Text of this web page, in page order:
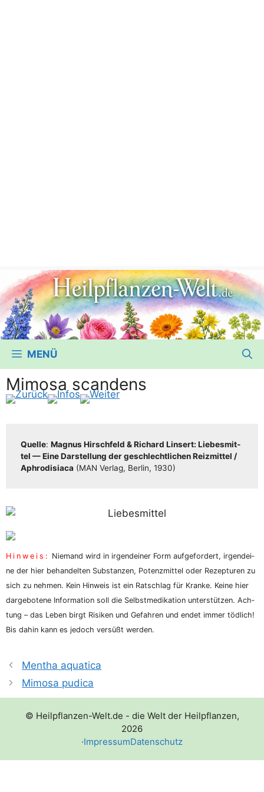
MENÜ
Mimosa scandens
Quel­le: Magnus Hirsch­feld & Richard Lin­sert: Lie­bes­mit­
tel — Eine Dar­stel­lung der geschlecht­li­chen Reiz­mit­tel /​​
Aphro­di­sia­ca (MAN Ver­lag, Ber­lin, 1930)
Hin­weis: Nie­mand wird in irgend­ei­ner Form auf­ge­for­dert, irgend­ei­
ne der hier behan­del­ten Sub­stan­zen, Potenz­mit­tel oder Rezep­tu­ren zu
sich zu neh­men. Kein Hin­weis ist ein Rat­schlag für Kran­ke. Kei­ne hier
dar­ge­bo­te­ne Infor­ma­ti­on soll die Selbst­me­di­ka­ti­on unter­stüt­zen. Ach­
tung – das Leben birgt Risi­ken und Gefah­ren und endet immer töd­lich!
Bis dahin kann es jedoch ver­süßt werden.
Mentha aquatica
Mimosa pudica
© Heilpflanzen-Welt.de - die Welt der Heilpflanzen,
2026
·ImpressumDatenschutz